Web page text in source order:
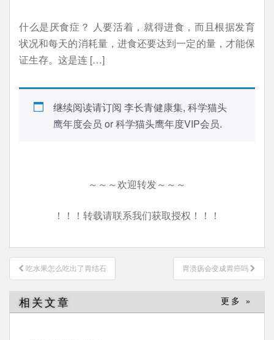
什么是厌食症？ 人要活着，就得进食，而且根据发育
状况和每天的消耗量，进食还要达到一定的量，才能保
证生存。这是连 […]
继续阅读请订阅 李长青健康集, 科学猫头
鹰年度会员 or科学猫头鹰年度VIP会员.
～～～欢迎转发～～～
！！！转载请联系我们获取授权！！！
文
章
导
航
吃水果怎么吃出了胃结石 胃溃疡会变成胃癌吗
相关文章 更多 »